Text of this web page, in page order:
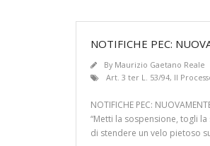
NOTIFICHE PEC:
By Maurizio Gaetano Reale
Art. 3 ter L. 53/94, Il
NOTIFICHE PEC:
“Metti la sospensione, togli
di stendere un velo pietoso